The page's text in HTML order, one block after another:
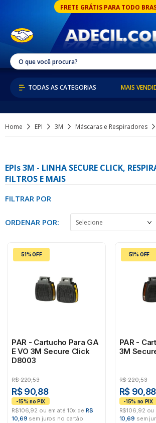
FRETE GRÁTIS PARA TODO
MAIS
Home EPI 3M Máscaras e Respiradores
EPIs 3M - LINHA SECURE CLICK,
FILTROS E MAIS
FILTRAR POR
ORDENAR POR:
51% OFF
PAR - Cartucho Para GA
E VO 3M Secure Click
D8003
R$ 220,53
R$ 90,88
R$106,92 ou em até 10x de R$
10,69 sem juros no cartão
51% OFF
PAR -
3M
R$ 220,53
R$ 90,88
R$106,92 ou
10,69 sem